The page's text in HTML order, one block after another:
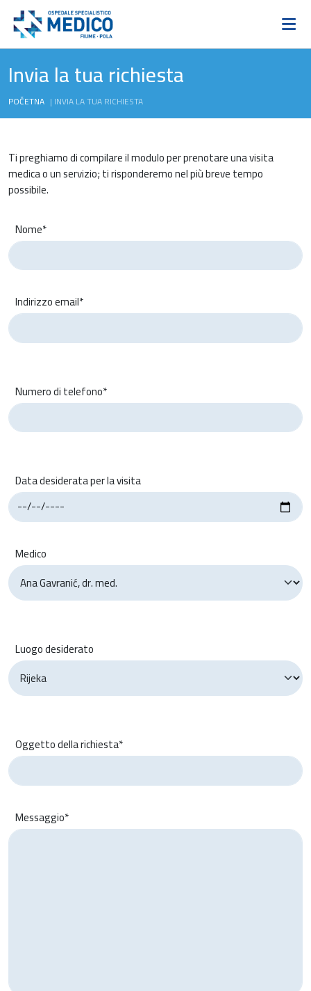
Invia la tua richiesta
POČETNA | INVIA LA TUA RICHIESTA
Ti preghiamo di compilare il modulo per prenotare una visita
medica o un servizio; ti risponderemo nel più breve tempo
possibile.
Nome*
Indirizzo email*
Numero di telefono*
Data desiderata per la visita
Medico
Luogo desiderato
Oggetto della richiesta*
Messaggio*